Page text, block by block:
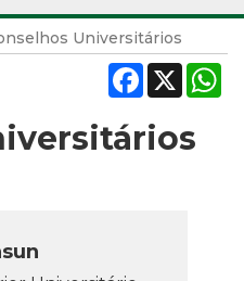
busca
Universitários
Facebook
X